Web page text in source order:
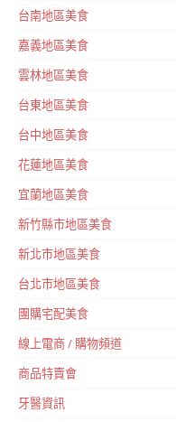
台南地區美食
嘉義地區美食
雲林地區美食
台東地區美食
台中地區美食
花蓮地區美食
宜蘭地區美食
新竹縣市地區美食
新北市地區美食
台北市地區美食
團購宅配美食
線上電商 / 購物頻道
商品特賣會
牙醫資訊